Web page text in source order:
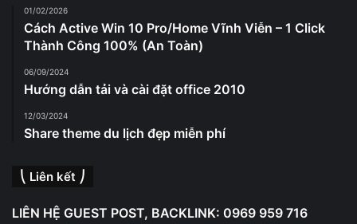
01/02/2026
Cách Active Win 10 Pro/Home Vĩnh Viễn – 1 Click
Thành Công 100% (An Toàn)
06/09/2024
Hướng dẫn tải và cài đặt office 2010
12/03/2024
Share theme du lịch đẹp miễn phí
⎝ Liên kết ⎠
LIÊN HỆ GUEST POST, BACKLINK: 0969 959 716